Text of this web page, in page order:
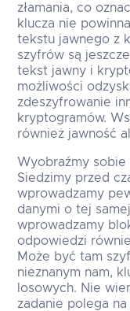
złamania, co
klucza nie
tekstu jawnego z
szyfrów są
tekst jawny i
możliwości
zdeszyfrowanie
kryptogramów.
również jawność
Wyobraźmy
Siedzimy przed
wprowadzamy
danymi o tej
wprowadzamy
odpowiedzi
Może być tam
nieznanym nam,
losowych. Nie
zadanie polega